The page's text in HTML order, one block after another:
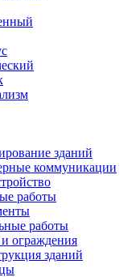
зданий
коммуникации
работы
работы
ограждения
зданий